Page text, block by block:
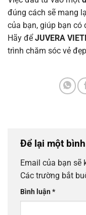
đúng cách sẽ mang
của bạn, giúp bạn có
Hãy để JUVERA
trình chăm sóc vẻ
Để lại một
Email của bạn sẽ
Các trường bắt
Bình luận*